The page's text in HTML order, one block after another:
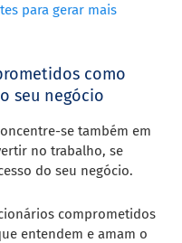
para gerar mais
como
seu negócio
se também em
no trabalho, se
do seu negócio.
comprometidos
entendem e amam o